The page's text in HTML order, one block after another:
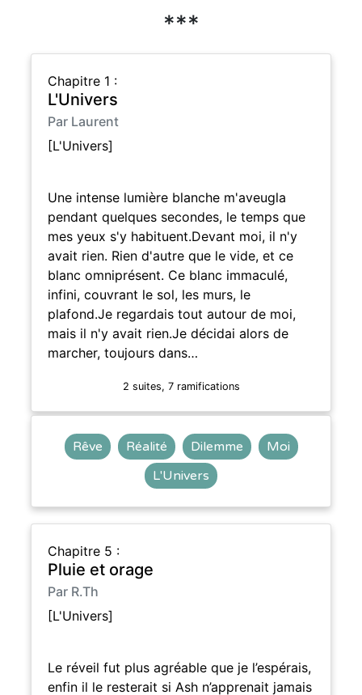
***
Chapitre 1 :
L'Univers
Par Laurent
[L'Univers]
Une intense lumière blanche m'aveugla
pendant quelques secondes, le temps que
mes yeux s'y habituent.Devant moi, il n'y
avait rien. Rien d'autre que le vide, et ce
blanc omniprésent. Ce blanc immaculé,
infini, couvrant le sol, les murs, le
plafond.Je regardais tout autour de moi,
mais il n'y avait rien.Je décidai alors de
marcher, toujours dans…
2 suites, 7 ramifications
Rêve Réalité Dilemme
Moi
L'Univers
Chapitre 5 :
Pluie et orage
Par R.Th
[L'Univers]
Le réveil fut plus agréable que je l’espérais,
enfin il le resterait si Ash n’apprenait jamais